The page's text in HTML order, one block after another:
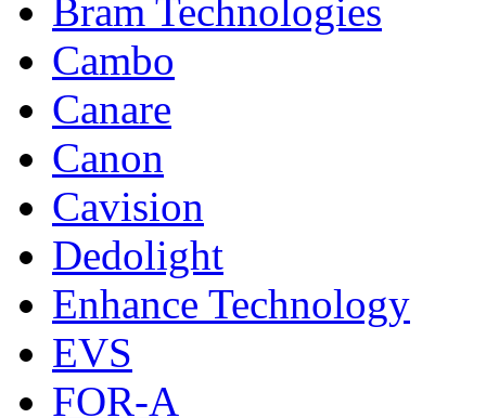
Bram Technologies
Cambo
Canare
Canon
Cavision
Dedolight
Enhance Technology
EVS
FOR-A